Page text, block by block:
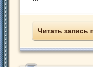
Читать запись